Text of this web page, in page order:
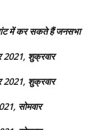
में कर सकते हैं जनसभा
2021, शुक्रवार
2021, शुक्रवार
सोमवार